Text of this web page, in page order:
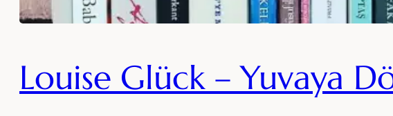
Louise Glück – Yuvaya